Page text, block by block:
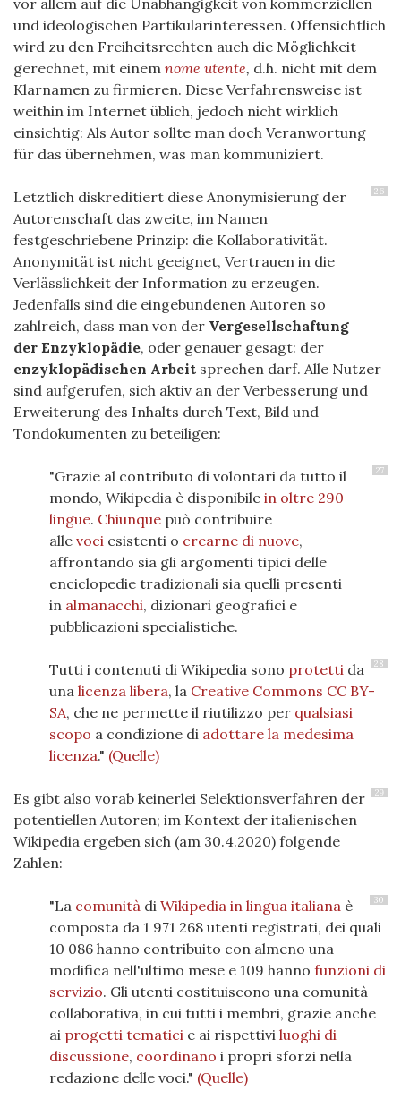
vor allem auf die Unabhängigkeit von kommerziellen
und ideologischen Partikularinteressen. Offensichtlich
wird zu den Freiheitsrechten auch die Möglichkeit
gerechnet, mit einem nome utente, d.h. nicht mit dem
Klarnamen zu firmieren. Diese Verfahrensweise ist
weithin im Internet üblich, jedoch nicht wirklich
einsichtig: Als Autor sollte man doch Veranwortung
für das übernehmen, was man kommuniziert.
26
Letztlich diskreditiert diese Anonymisierung der
Autorenschaft das zweite, im Namen
festgeschriebene Prinzip: die Kollaborativität.
Anonymität ist nicht geeignet, Vertrauen in die
Verlässlichkeit der Information zu erzeugen.
Jedenfalls sind die eingebundenen Autoren so
zahlreich, dass man von der Vergesellschaftung
der Enzyklopädie, oder genauer gesagt: der
enzyklopädischen Arbeit sprechen darf. Alle Nutzer
sind aufgerufen, sich aktiv an der Verbesserung und
Erweiterung des Inhalts durch Text, Bild und
Tondokumenten zu beteiligen:
27
"Grazie al contributo di volontari da tutto il
mondo, Wikipedia è disponibile in oltre 290
lingue. Chiunque può contribuire
alle voci esistenti o crearne di nuove,
affrontando sia gli argomenti tipici delle
enciclopedie tradizionali sia quelli presenti
in almanacchi, dizionari geografici e
pubblicazioni specialistiche.
28
Tutti i contenuti di Wikipedia sono protetti da
una licenza libera, la Creative Commons CC BY-
SA, che ne permette il riutilizzo per qualsiasi
scopo a condizione di adottare la medesima
licenza." (Quelle)
29
Es gibt also vorab keinerlei Selektionsverfahren der
potentiellen Autoren; im Kontext der italienischen
Wikipedia ergeben sich (am 30.4.2020) folgende
Zahlen:
30
"La comunità di Wikipedia in lingua italiana è
composta da 1 971 268 utenti registrati, dei quali
10 086 hanno contribuito con almeno una
modifica nell'ultimo mese e 109 hanno funzioni di
servizio. Gli utenti costituiscono una comunità
collaborativa, in cui tutti i membri, grazie anche
ai progetti tematici e ai rispettivi luoghi di
discussione, coordinano i propri sforzi nella
redazione delle voci." (Quelle)